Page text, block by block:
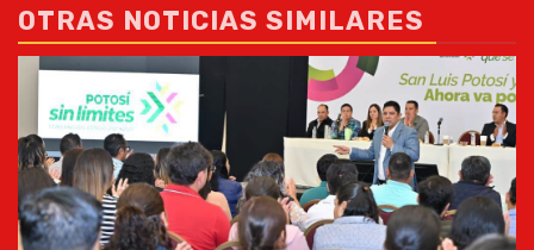
OTRAS NOTICIAS SIMILARES